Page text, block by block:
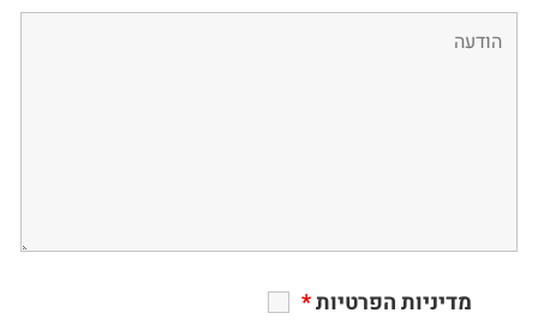
מדיניות הפרטיות*